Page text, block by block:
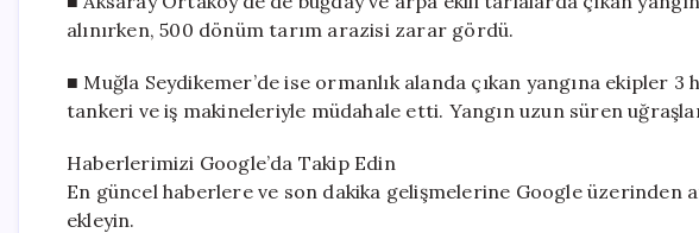
alınırken, 500 dönüm tarım arazisi zarar gördü.
■ Muğla Seydikemer’de ise ormanlık alanda çıkan yangına ekipler 3
tankeri ve iş makineleriyle müdahale etti. Yangın uzun süren
Haberlerimizi Google’da Takip Edin
En güncel haberlere ve son dakika gelişmelerine Google üzerinden
ekleyin.